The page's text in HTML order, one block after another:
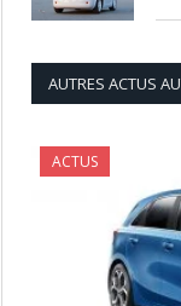
AUTRES ACTUS
ACTUS